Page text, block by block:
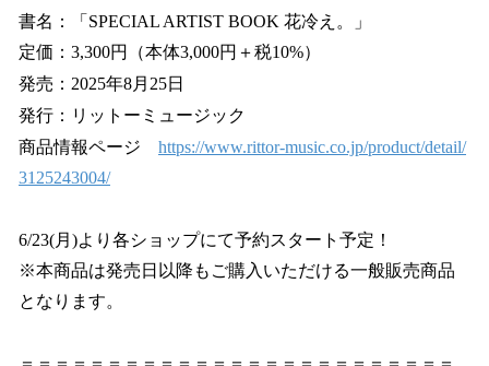
書名：「SPECIAL ARTIST BOOK 花冷え。」
定価：3,300円（本体3,000円＋税10%）
発売：2025年8月25日
発行：リットーミュージック
商品情報ページ https://www.rittor-music.co.jp/product/detail/
3125243004/
6/23(月)より各ショップにて予約スタート予定！
※本商品は発売日以降もご購入いただける一般販売商品
となります。